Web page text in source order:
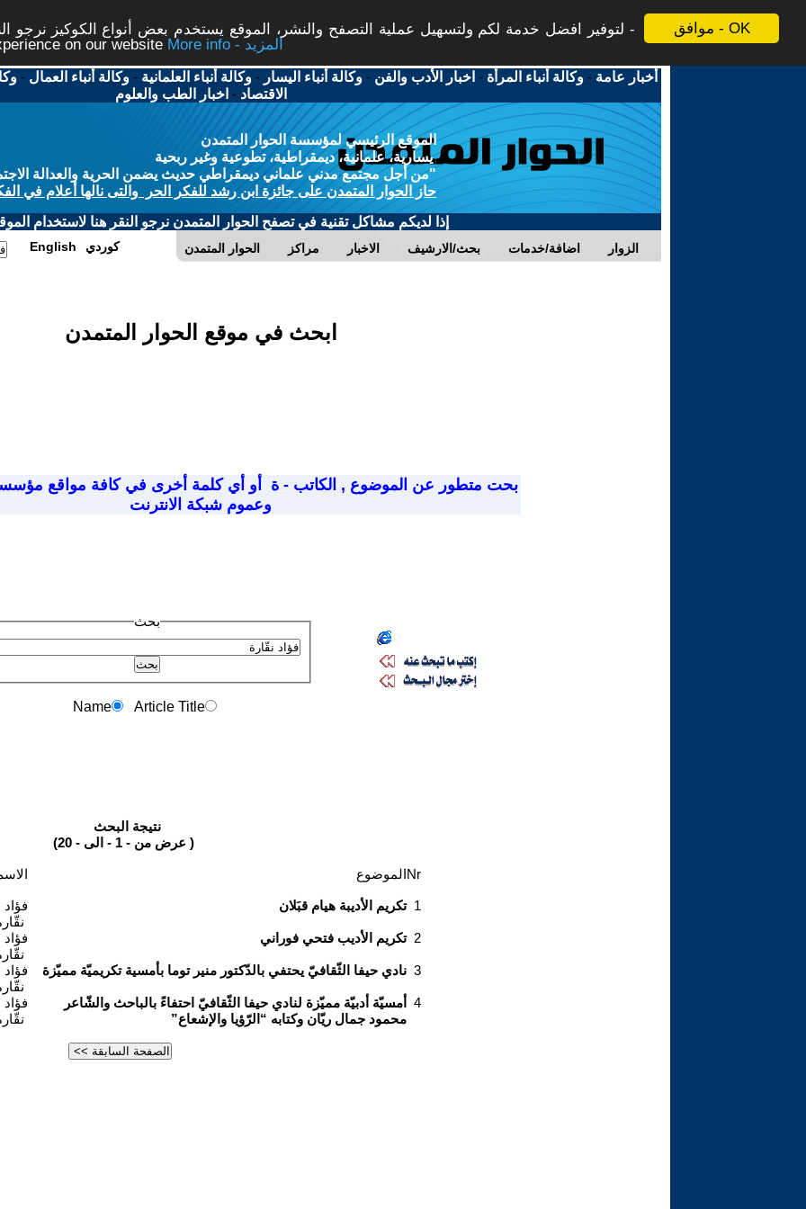
موافق - OK
لتوفير افضل خدمة لكم ولتسهيل عملية التصفح والنشر، الموقع يستخدم بعض أنواع الكوكيز نرجو
on our website
More info - المزيد
أخبار عامة -وكالة أنباء المرأة - اخبار الأدب والفن -وكالة أنباء اليسار -وكالة أنباء العلمانية -وكالة أنباء العمال -
الاقتصاد - اخبار الطب والعلوم
الموقع الرئيسي لمؤسسة الحوار المتمدن
يسارية، علمانية، ديمقراطية، تطوعية وغير ربحية
"من أجل مجتمع مدني علماني ديمقراطي حديث يضمن الحرية والعدالة
حاز الحوار المتمدن على جائزة ابن رشد للفكر الحر والتى نالها أعلام في
إذا لديكم مشاكل تقنية في تصفح الحوار المتمدن نرجو النقر هنا لاستخدام
الحوار المتمدن مراكز الاخبار بحث/الارشيف اضافة/خدمات الزوار English كوردي
ابحث في موقع الحوار المتمدن
بحت متطور عن الموضوع , الكاتب - ة
أو أي كلمة أخرى في كافة مواقع
وعموم شبكة الانترنت
بحث
Name Article Title
نتيجة البحث
(عرض من - 1 - الى - 20 )
الموضوعNr
فؤاد
تكريم الأديبة هيام قبَلان 1
فؤاد
تكريم الأديب فتحي فوراني 2
فؤاد
نادي حيفا الثّقافيّ يحتفي بالدّكتور منير توما بأمسية تكريميّة مميّزة 3
فؤاد
أمسيّة أدبيّة مميّزة لنادي حيفا الثّقافيّ احتفاءً بالباحث والشّاعر
محمود جمال ريّان وكتابه “الرّؤيا والإشعاع”
4